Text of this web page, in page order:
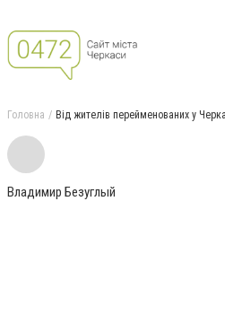
Головна Від жителів перейменованих у
Владимир Безуглый